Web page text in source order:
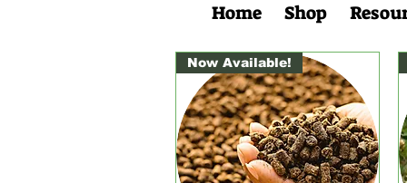
Home Shop
Now Available!